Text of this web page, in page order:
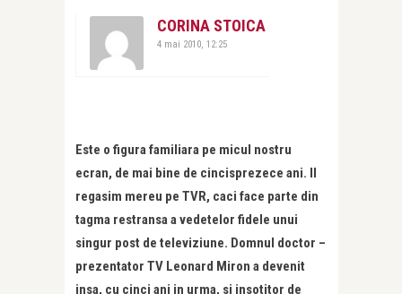
CORINA STOICA
4 mai 2010, 12:25
Este o figura familiara pe micul nostru
ecran, de mai bine de cincisprezece ani. Il
regasim mereu pe TVR, caci face parte din
tagma restransa a vedetelor fidele unui
singur post de televiziune. Domnul doctor –
prezentator TV Leonard Miron a devenit
insa, cu cinci ani in urma, si insotitor de